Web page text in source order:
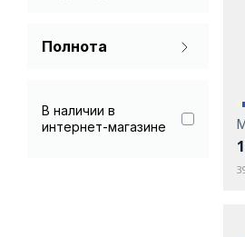
Полнота
Стандарт
В наличии в
интернет-магазине